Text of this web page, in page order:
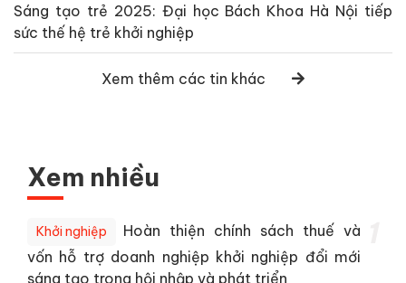
Sáng tạo trẻ 2025: Đại học Bách Khoa Hà Nội tiếp
sức thế hệ trẻ khởi nghiệp
Xem thêm các tin khác
Xem nhiều
Khởi nghiệp
Hoàn thiện chính sách thuế và
vốn hỗ trợ doanh nghiệp khởi nghiệp đổi mới
sáng tạo trong hội nhập và phát triển